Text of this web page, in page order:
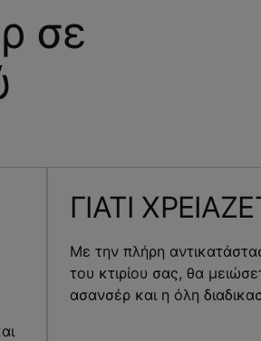
σε
ΓΙΑΤΙ
Με την πλήρη
του κτιρίου σας, θα
ασανσέρ και η όλη